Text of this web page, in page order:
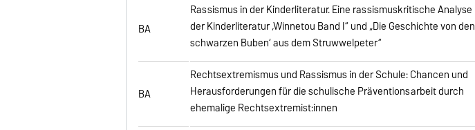
BA
Rassismus in der Kinderliteratur. Eine rassismuskritische Analyse
der Kinderliteratur ‚Winnetou Band I“ und „Die Geschichte von den
schwarzen Buben‘ aus dem Struwwelpeter“
BA
Rechtsextremismus und Rassismus in der Schule: Chancen und
Herausforderungen für die schulische Präventionsarbeit durch
ehemalige Rechtsextremist:innen